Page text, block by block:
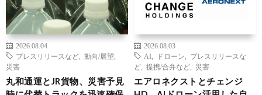
2026.08.04
プレスリリースなど
動向/展望
災害
丸和通運とJR貨物、災害予見
2026.08.03
AI
ドローン
プレスリリースな
ど
提携/合弁など 災害
エアロネクストとチェンジ